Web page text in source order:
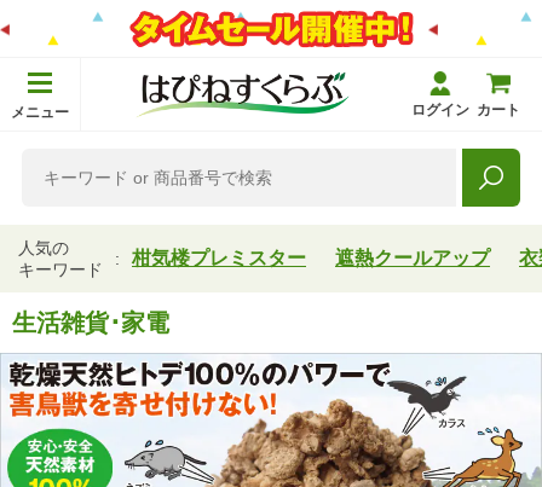
メニュー ログイン カート
人気の
キーワード
柑気楼プレミスター 遮熱クールアップ 衣
生活雑貨･家電